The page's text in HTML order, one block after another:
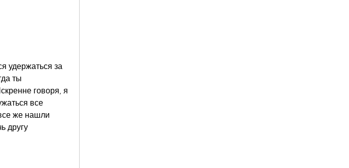
удержаться за
ты
говоря, я
все
же нашли
другу